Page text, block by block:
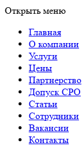
Открыть меню
Главная
О компании
Услуги
Цены
Партнерство
Допуск СРО
Статьи
Сотрудники
Вакансии
Контакты